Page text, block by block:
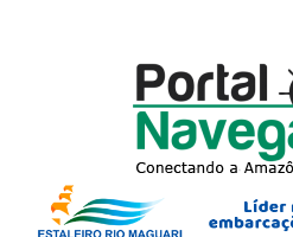
CONECTANDO A AMAZÔNIA